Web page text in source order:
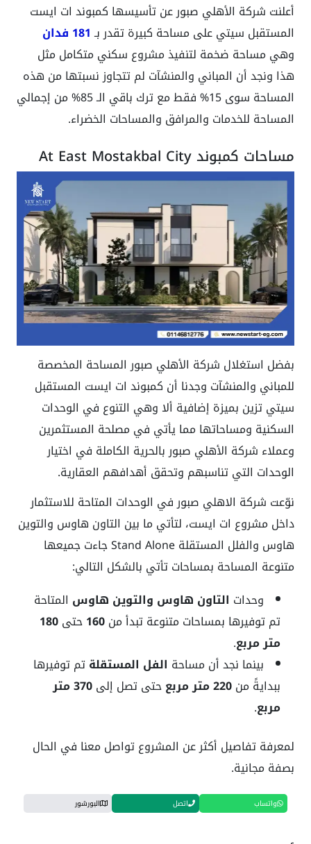
أعلنت شركة الأهلي صبور عن تأسيسها كمبوند ات ايست
المستقبل سيتي على مساحة كبيرة تقدر بـ181 فدان
وهي مساحة ضخمة لتنفيذ مشروع سكني متكامل مثل
هذا ونجد أن المباني والمنشآت لم تتجاوز نسبتها من هذه
المساحة سوى 15% فقط مع ترك باقي الـ 85% من إجمالي
المساحة للخدمات والمرافق والمساحات الخضراء.
مساحات كمبوند At East Mostakbal City
بفضل استغلال شركة الأهلي صبور المساحة المخصصة
للمباني والمنشآت وجدنا أن كمبوند ات ايست المستقبل
سيتي تزين بميزة إضافية ألا وهي التنوع في الوحدات
السكنية ومساحاتها مما يأتي في مصلحة المستثمرين
وعملاء شركة الأهلي صبور بالحرية الكاملة في اختيار
الوحدات التي تناسبهم وتحقق أهدافهم العقارية.
نوّعت شركة الاهلي صبور في الوحدات المتاحة للاستثمار
داخل مشروع ات ايست، لتأتي ما بين التاون هاوس والتوين
هاوس والفلل المستقلة Stand Alone جاءت جميعها
متنوعة المساحة بمساحات تأتي بالشكل التالي:
وحدات التاون هاوس والتوين هاوس المتاحة
تم توفيرها بمساحات متنوعة تبدأ من160حتى180
متر مربع.
بينما نجد أن مساحة الفل المستقلةتم توفيرها
ببدايةً من220 متر مربع حتى تصل إلى
370 متر
مربع.
لمعرفة تفاصيل أكثر عن المشروع تواصل معنا في الحال
بصفة مجانية.
واتساب اتصل البورشور